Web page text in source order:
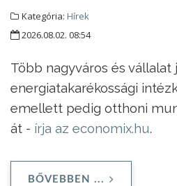
Kategória: Hírek
2026.08.02. 08:54
Több nagyváros és vállalat
energiatakarékossági
emellett pedig otthoni
át - írja az economix.hu.
BŐVEBBEN ...